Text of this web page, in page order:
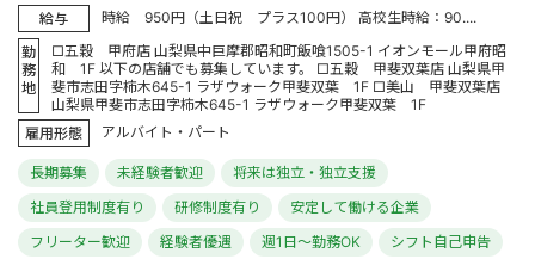
給与
時給 950円（土日祝 プラス100円） 高校生時給：90....
勤
務
地
□五穀 甲府店 山梨県中巨摩郡昭和町飯喰1505-1 イオンモール甲府昭
和 1F 以下の店舗でも募集しています。 □五穀 甲斐双葉店 山梨県甲
斐市志田字柿木645-1 ラザウォーク甲斐双葉 1F □美山 甲斐双葉店
山梨県甲斐市志田字柿木645-1 ラザウォーク甲斐双葉 1F
雇用形態
アルバイト・パート
長期募集 未経験者歓迎
将来は独立・独立支援
社員登用制度有り
研修制度有り
安定して働ける企業
フリーター歓迎
経験者優遇 週1日～勤務OK
シフト自己申告